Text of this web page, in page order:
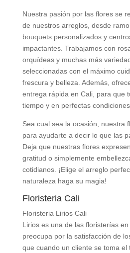
Nuestra pasión por las flores se
de nuestros arreglos, desde
bouquets personalizados y
impactantes. Trabajamos con
orquídeas y muchas más
seleccionadas con el máximo
frescura y belleza. Además,
entrega rápida en Cali, para que
tiempo y en perfectas condiciones.
Sea cual sea la ocasión, nuestra
para ayudarte a decir lo que las
Deja que nuestras flores
gratitud o simplemente
cotidianos. ¡Elige el arreglo
naturaleza haga su magia!
Floristeria Cali
Floristeria Lirios Cali
Lirios es una de las floristerías
preocupa por la satisfacción de
que cuando un cliente se toma el